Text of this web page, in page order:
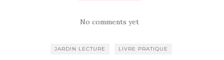
No comments yet
JARDIN LECTURE LIVRE PRATIQUE